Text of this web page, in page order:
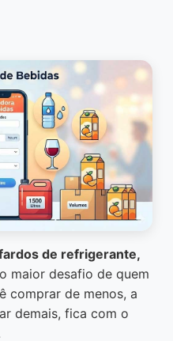
de refrigerante,
maior desafio de quem
comprar de menos, a
demais, fica com o